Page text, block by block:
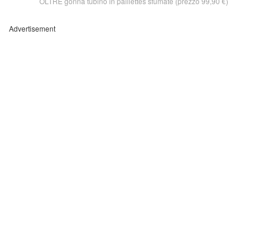
Advertisement